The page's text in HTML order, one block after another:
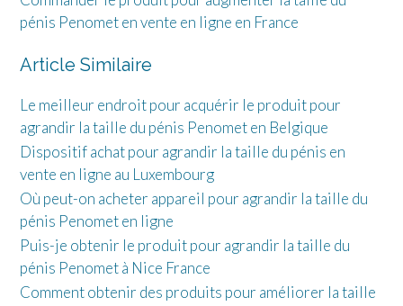
pénis Penomet en vente en ligne en France
Article Similaire
Le meilleur endroit pour acquérir le produit pour
agrandir la taille du pénis Penomet en Belgique
Dispositif achat pour agrandir la taille du pénis en
vente en ligne au Luxembourg
Où peut-on acheter appareil pour agrandir la taille du
pénis Penomet en ligne
Puis-je obtenir le produit pour agrandir la taille du
pénis Penomet à Nice France
Comment obtenir des produits pour améliorer la taille